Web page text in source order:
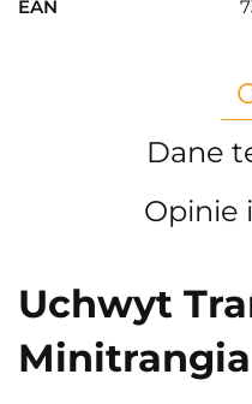
EAN
Dane
Opinie
Uchwyt
Minitrangia